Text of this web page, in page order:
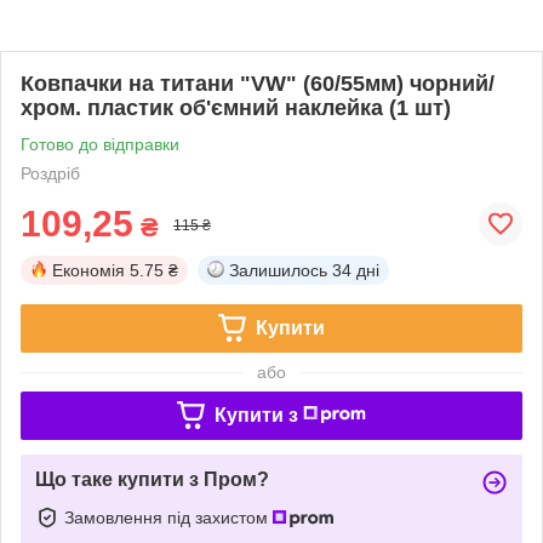
Ковпачки на титани "VW" (60/55мм) чорний/
хром. пластик об'ємний наклейка (1 шт)
Готово до відправки
Роздріб
109,25 ₴ 115 ₴
Економія 5.75 ₴ Залишилось 34 дні
Купити
або
Купити з
Що таке купити з Пром?
Замовлення під захистом